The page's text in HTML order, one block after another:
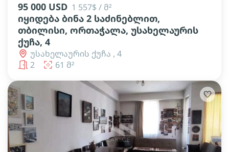
95 000 USD 1 557$ / მ²
იყიდება ბინა 2 საძინებლით,
თბილისი, ორთაჭალა, უსახელაურის
ქუჩა, 4
უსახელაურის ქუჩა , 4
2
61 მ²